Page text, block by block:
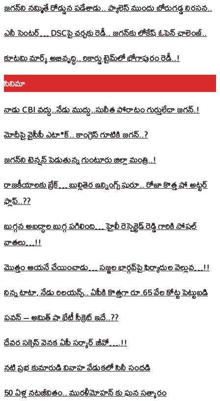
జగన్‌ని నమ్మితే రోడ్డున పడేశాడు.. ప్యాలెస్‌ ముందు బోరుగడ్డ నిరసన..
ఎనీ సెంటర్‌… DSCపై చర్చకు రెడీ.. జగన్‌కు లోకేష్‌ ఓపెన్ ఛాలెంజ్..
కూటమి మార్క్ అభివృద్ధి.. రికార్డు టైమ్‌లో భోగాపురం రెడీ..!
సినిమా
నాడు CBI వద్దు..నేడు ముద్దు..సునీత పోరాటం గుర్తులేదా జగన్.!
మోదీపై వైసీపీ ఎటా*క్.. కాంగ్రెస్ గూటికి జగన్..?
జగన్‌ని టెన్షన్‌ పెడుతున్న గుంటూరు జిల్లా మంత్రి..!
రాజకీయాలకు బ్రేక్… బుల్లితెర ఇన్నింగ్స్ షురూ.. రోజా కొత్త షో అట్టర్
ఫ్లాప్..??
బుగ్గన అబద్ధాల బుగ్గ పగిలింది… హైలీ రెస్పెక్టెడ్‌ రెడ్డి గారికి సోషల్‌
వాతలు…!!
మొత్తం ఆయనే చేయించాడు… సజ్జల భార్గవ్‌పై ఫిర్యాదుల వెల్లువ…!!
నిన్న టాటా, నేడు రిలయన్స్.. ఏపీకి కొత్తగా రూ.65 వేల కోట్ట పెట్టుబడి
పవన్‌ – అమిత్‌ షా భేటీ సీక్రెట్‌ ఇదే..??
దేవర సక్సెస్‌ వెనక ఏపీ సర్కార్‌ జీవో….!!
నటి ప్రభ కుమారుడి వివాహ వేడుకలో సినీ సందడి
50 ఏళ్ల నటజీవితం.. మురళీమోహన్ కు ఘన సత్కారం